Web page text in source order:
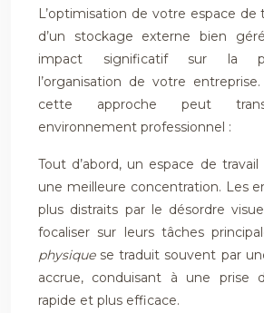
L’optimisation de votre espace de
d’un stockage externe bien
impact significatif sur la
l’organisation de votre
cette approche peut
environnement professionnel :
Tout d’abord, un espace de
une meilleure concentration. Les
plus distraits par le désordre
focaliser sur leurs tâches
physique se traduit souvent par
accrue, conduisant à une prise
rapide et plus efficace.